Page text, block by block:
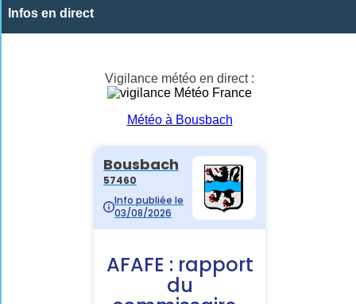
Infos en direct
Vigilance météo en direct :
Météo à Bousbach